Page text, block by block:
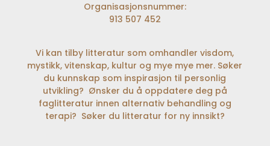
Organisasjonsnummer:
913 507 452
Vi kan tilby litteratur som omhandler visdom,
mystikk, vitenskap, kultur og mye mye mer. Søker
du kunnskap som inspirasjon til personlig
utvikling? Ønsker du å oppdatere deg på
faglitteratur innen alternativ behandling og
terapi? Søker du litteratur for ny innsikt?